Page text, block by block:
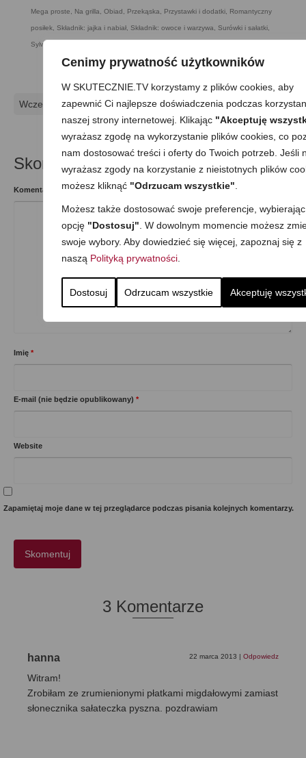
Cenimy prywatność użytkowników
W SKUTECZNIE.TV korzystamy z plików cookies, aby
zapewnić Ci najlepsze doświadczenia podczas
naszej strony internetowej. Klikając "Akceptuję
wyrażasz zgodę na wykorzystanie plików cookies, co
nam dostosować treści i oferty do Twoich potrzeb. Jeśli
wyrażasz zgody na korzystanie z nieistotnych plików
możesz kliknąć "Odrzucam wszystkie"
Możesz także dostosować swoje preferencje, wybierając
opcję "Dostosuj" . W dowolnym momencie możesz
swoje wybory. Aby dowiedzieć się więcej, zapoznaj się z
naszą Polityką prywatności.
Dostosuj Odrzucam wszystkie Akceptuję
Mega proste, Na grilla, Obiad , Przekąska, Przystawki i dodatki, Romantyczny
posiłek, Składnik: jajka i nabiał, Składnik: owoce i warzywa, Surówki i sałatki,
Sylwester i inne imprezowe
Wcześniejszy Następny
Skomentuj
Komentarz
Imię *
E-mail (nie będzie opublikowany) *
Website
Zapamiętaj moje dane w tej przeglądarce podczas pisania kolejnych komentarzy.
3 Komentarze
hanna 22 marca 2013 Odpowiedz
Witram!
Zrobiłam ze zrumienionymi płatkami migdałowymi zamiast
słonecznika sałateczka pyszna. pozdrawiam